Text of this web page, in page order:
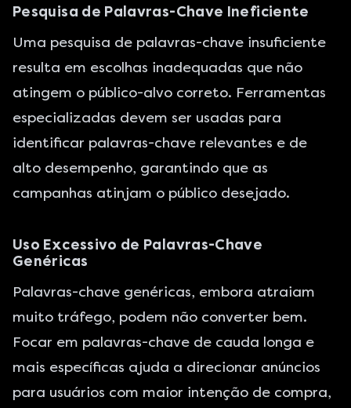
Pesquisa de Palavras-Chave Ineficiente
Uma pesquisa de palavras-chave insuficiente
resulta em escolhas inadequadas que não
atingem o público-alvo correto. Ferramentas
especializadas devem ser usadas para
identificar palavras-chave relevantes e de
alto desempenho, garantindo que as
campanhas atinjam o público desejado.
Uso Excessivo de Palavras-Chave
Genéricas
Palavras-chave genéricas, embora atraiam
muito tráfego, podem não converter bem.
Focar em palavras-chave de cauda longa e
mais específicas ajuda a direcionar anúncios
para usuários com maior intenção de compra,